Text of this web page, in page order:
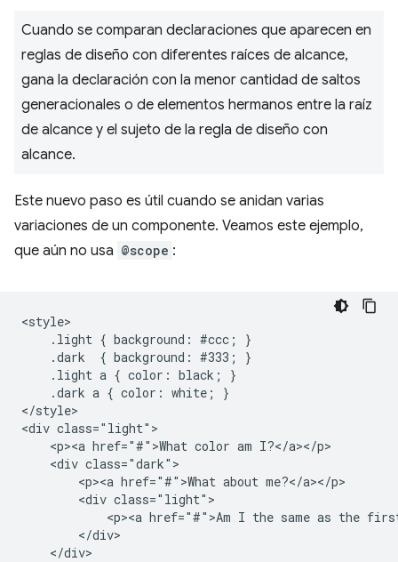
Cuando se comparan declaraciones que aparecen en
reglas de diseño con diferentes raíces de alcance,
gana la declaración con la menor cantidad de saltos
generacionales o de elementos hermanos entre la raíz
de alcance y el sujeto de la regla de diseño con
alcance.
Este nuevo paso es útil cuando se anidan varias
variaciones de un componente. Veamos este ejemplo,
que aún no usa @scope :
<style>
    .light { background: #ccc; }
    .dark  { background: #333; }
    .light a { color: black; }
    .dark a { color: white; }
</style>
<div class="light">
    <p><a href="#">What color am I?</a></p>
    <div class="dark">
        <p><a href="#">What about me?</a></p>
        <div class="light">
<p><a href="#">Am I the same as the
        </div>
    </div>